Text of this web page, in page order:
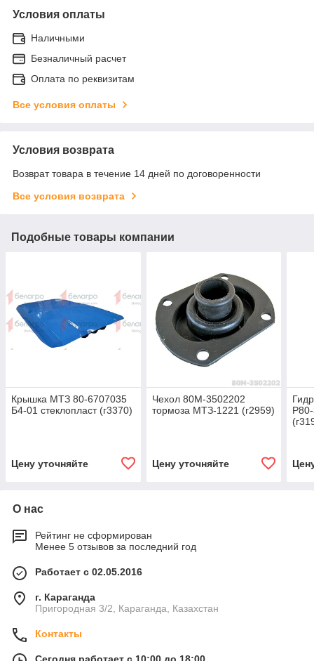
Условия оплаты
Наличными
Безналичный расчет
Оплата по реквизитам
Все условия оплаты
Условия возврата
Возврат товара в течение 14 дней по договоренности
Все условия возврата
Подобные товары компании
Крышка МТЗ 80-6707035
Б4-01 стеклопласт (г3370)
Цену уточняйте
Чехол 80М-3502202
тормоза МТЗ-1221 (г2959)
Цену уточняйте
О нас
Рейтинг не сформирован
Менее 5 отзывов за последний год
Работает с 02.05.2016
г. Караганда
Пригородная 3/2, Караганда, Казахстан
Контакты